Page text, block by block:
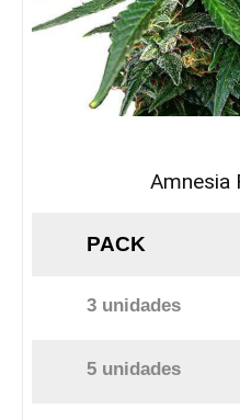
Amnesia
PACK
3 unidades
5 unidades